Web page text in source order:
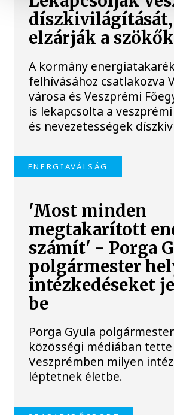
díszkivilágítását,
elzárják a
A kormány
felhívásához csatlakozva
városa és Veszprémi
is lekapcsolta a
és nevezetességek
ENERGIAVÁLSÁG
'Most minden
megtakarított
számít' - Porga
polgármester
intézkedéseket
be
Porga Gyula
közösségi médiában
Veszprémben milyen
léptetnek életbe.